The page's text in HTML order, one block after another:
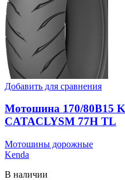
Добавить для сравнения
Мотошина 170/80B15
CATACLYSM 77H TL
Мотошины дорожные
Kenda
В наличии